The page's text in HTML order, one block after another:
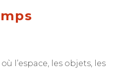
l’espace, les objets, les